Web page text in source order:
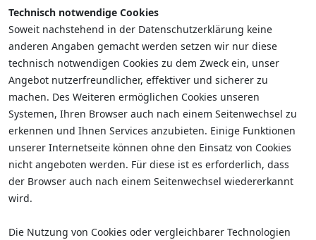
Technisch notwendige Cookies
Soweit nachstehend in der Datenschutzerklärung keine
anderen Angaben gemacht werden setzen wir nur diese
technisch notwendigen Cookies zu dem Zweck ein, unser
Angebot nutzerfreundlicher, effektiver und sicherer zu
machen. Des Weiteren ermöglichen Cookies unseren
Systemen, Ihren Browser auch nach einem Seitenwechsel zu
erkennen und Ihnen Services anzubieten. Einige Funktionen
unserer Internetseite können ohne den Einsatz von Cookies
nicht angeboten werden. Für diese ist es erforderlich, dass
der Browser auch nach einem Seitenwechsel wiedererkannt
wird.
Die Nutzung von Cookies oder vergleichbarer Technologien